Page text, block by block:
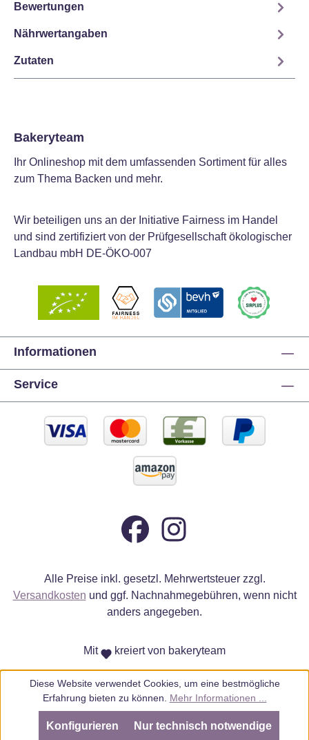
Bewertungen
Nährwertangaben
Zutaten
Bakeryteam
Ihr Onlineshop mit dem umfassenden Sortiment für alles
zum Thema Backen und mehr.
Wir beteiligen uns an der Initiative Fairness im Handel
und sind zertifiziert von der Prüfgesellschaft ökologischer
Landbau mbH DE-ÖKO-007
Informationen
Service
Alle Preise inkl. gesetzl. Mehrwertsteuer zzgl.
Versandkosten und ggf. Nachnahmegebühren, wenn nicht
anders angegeben.
Mit kreiert von bakeryteam
Diese Website verwendet Cookies, um eine bestmögliche
Erfahrung bieten zu können. Mehr Informationen ...
Nur technisch notwendige
Konfigurieren